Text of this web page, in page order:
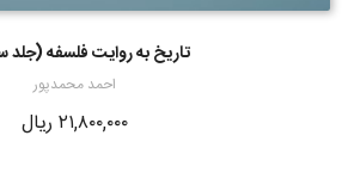
تاریخ به روایت فلسفه
احمد محمدپور
از 5
۲۱,۸۰۰,۰۰۰ ریال